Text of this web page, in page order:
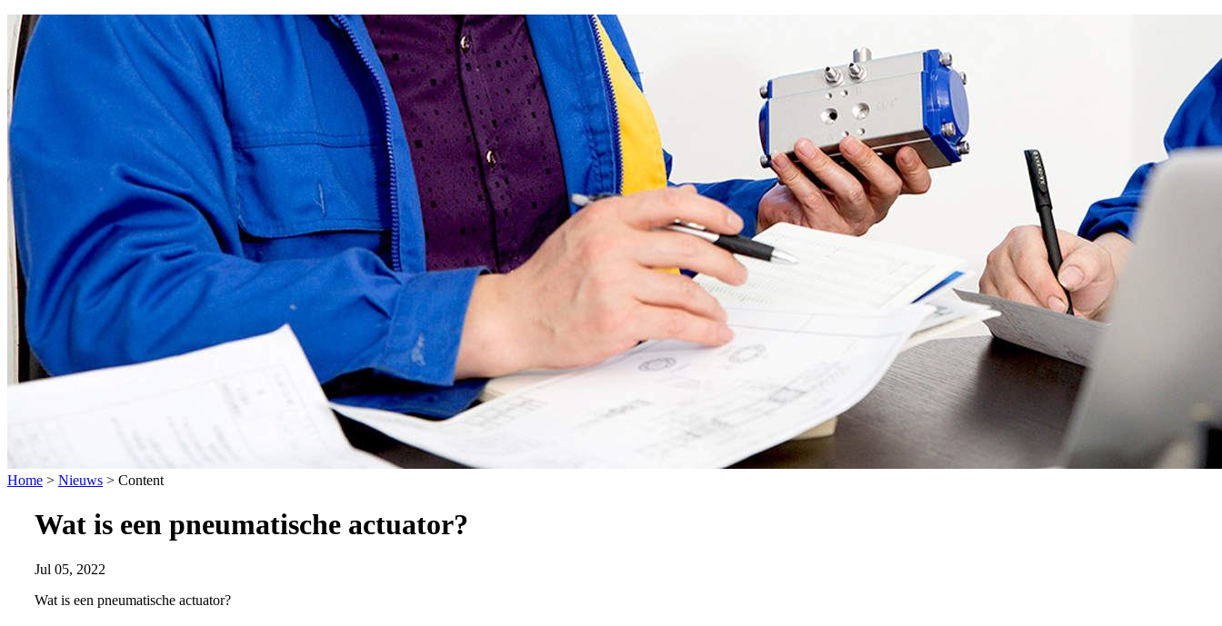
Home > Nieuws > Content
Wat is een pneumatische actuator?
Jul 05, 2022
Wat is een pneumatische actuator?